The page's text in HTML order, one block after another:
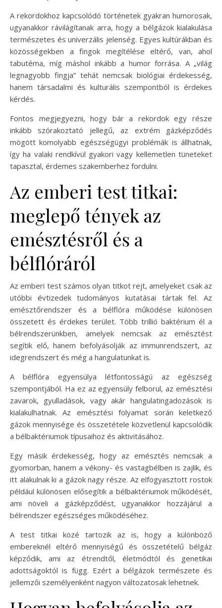
A rekordokhoz kapcsolódó történetek gyakran humorosak,
ugyanakkor rávilágítanak arra, hogy a bélgázok kialakulása
természetes és univerzális jelenség. Egyes kultúrákban és
közösségekben a fingok megítélése eltérő, van, ahol
tabutéma, míg máshol inkább a humor forrása. A „világ
legnagyobb fingja” tehát nemcsak biológiai érdekesség,
hanem társadalmi és kulturális szempontból is érdekes
kérdés.
Fontos megjegyezni, hogy bár a rekordok egy része
inkább szórakoztató jellegű, az extrém gázképződés
mögött komolyabb egészségügyi problémák is állhatnak,
így ha valaki rendkívül gyakori vagy kellemetlen tüneteket
tapasztal, érdemes szakemberhez fordulni.
Az emberi test titkai:
meglepő tények az
emésztésről és a
bélflóráról
Az emberi test számos olyan titkot rejt, amelyeket csak az
utóbbi évtizedek tudományos kutatásai tártak fel. Az
emésztőrendszer és a bélflóra működése különösen
összetett és érdekes terület. Több trillió baktérium él a
bélrendszerünkben, amelyek nemcsak az emésztést
segítik elő, hanem befolyásolják az immunrendszert, az
idegrendszert és még a hangulatunkat is.
A bélflóra egyensúlya létfontosságú az egészség
szempontjából. Ha ez az egyensúly felborul, az emésztési
zavarok, gyulladások, vagy akár hangulatingadozások is
kialakulhatnak. Az emésztési folyamat során keletkező
gázok mennyisége és összetétele közvetlenül kapcsolódik
a bélbaktériumok típusaihoz és aktivitásához.
Egy másik érdekesség, hogy az emésztés nemcsak a
gyomorban, hanem a vékony- és vastagbélben is zajlik, és
itt alakulnak ki a gázok nagy része. Az elfogyasztott rostok
például különösen elősegítik a bélbaktériumok működését,
ami növeli a gázképződést, ugyanakkor hozzájárul a
bélrendszer egészséges működéséhez.
A test titkai közé tartozik az is, hogy a különböző
embereknél eltérő mennyiségű és összetételű bélgáz
képződik, ami az étrendtől, életmódtól és genetikai
adottságoktól is függ. Ezért a bélgázok természete és
jellemzői személyenként nagyon változatosak lehetnek.